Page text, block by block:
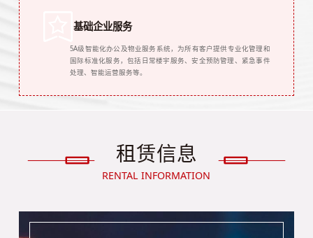
基础企业服务
5A级智能化办公及物业服务系统，为所有客户提供专业化管理和
国际标准化服务，包括日常楼宇服务、安全预防管理、紧急事件
处理、智能运营服务等。
租赁信息
RENTAL INFORMATION